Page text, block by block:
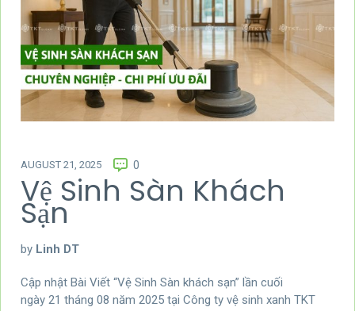
AUGUST 21, 2025 0
Vệ Sinh Sàn Khách
Sạn
by Linh DT
Cập nhật Bài Viết “Vệ Sinh Sàn khách sạn” lần cuối
ngày 21 tháng 08 năm 2025 tại Công ty vệ sinh xanh TKT